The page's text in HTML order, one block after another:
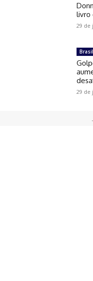
livro
29 de
Brasil
29 de